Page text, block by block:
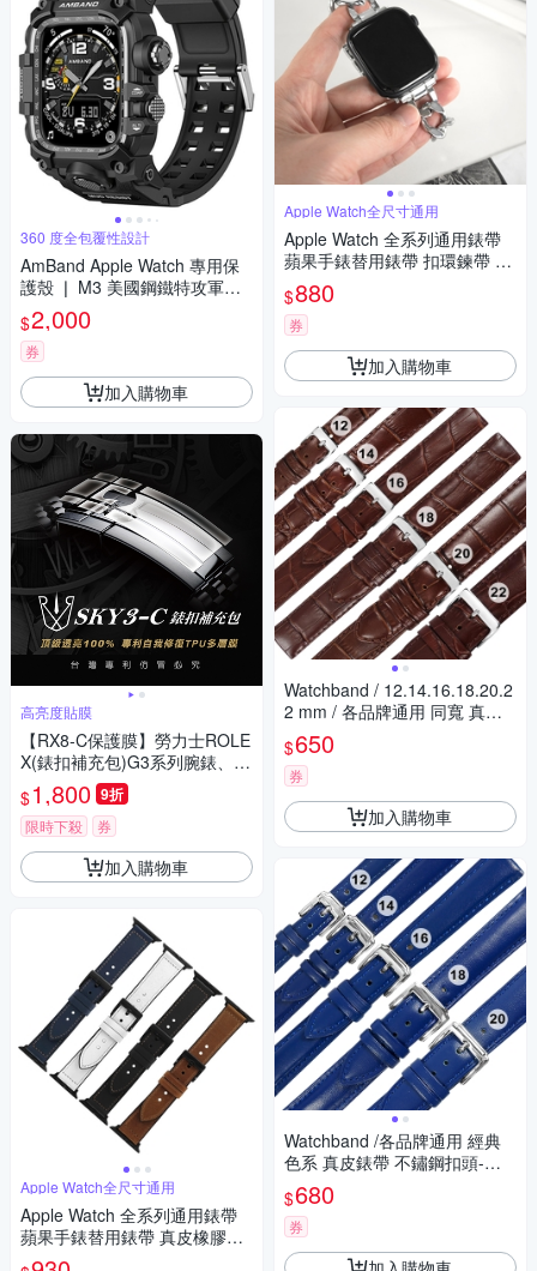
360 度全包覆性設計
AmBand Apple Watch 專用保
護殼 ❘ M3 美國鋼鐵特攻軍規
TPU 錶帶 ❘ 45mm - Apple Wa
tch 9 / 8 / 7
$2,000
券
加入購物車
高亮度貼膜
【RX8-C保護膜】勞力士ROLE
X(錶扣補充包)G3系列腕錶、手
錶貼膜
$1,800 9折
限時下殺 券
加入購物車
Apple Watch全尺寸通用
Apple Watch 全系列通用錶帶
蘋果手錶替用錶帶 真皮橡膠錶
帶-黑/白/深藍/棕色
Apple Watch全尺寸通用
Apple Watch 全系列通用錶帶
蘋果手錶替用錶帶 扣環鍊帶 鋅
合金錶帶 銀色
$880
券
加入購物車
Watchband / 12.14.16.18.20.2
2 mm / 各品牌通用 同寬 真皮
壓紋錶帶 不鏽鋼扣頭 咖啡色
$650
券
加入購物車
Watchband /各品牌通用 經典
色系 真皮錶帶 不鏽鋼扣頭-藍
色
$680
券